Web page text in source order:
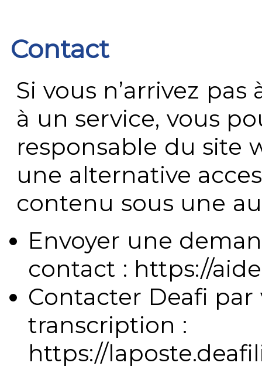
Contact
Si vous n’arrivez
à un service, vous
responsable du site
une alternative
contenu sous une
Envoyer une
contact : https://
Contacter Deafi
transcription :
https://